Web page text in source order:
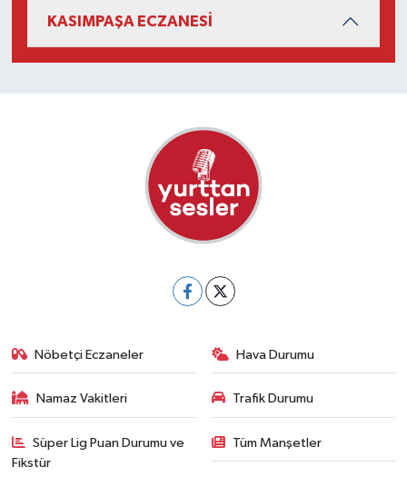
KASIMPAŞA ECZANESİ
Nöbetçi Eczaneler Hava Durumu
Namaz Vakitleri Trafik Durumu
Süper Lig Puan Durumu ve
Fikstür
Tüm Manşetler